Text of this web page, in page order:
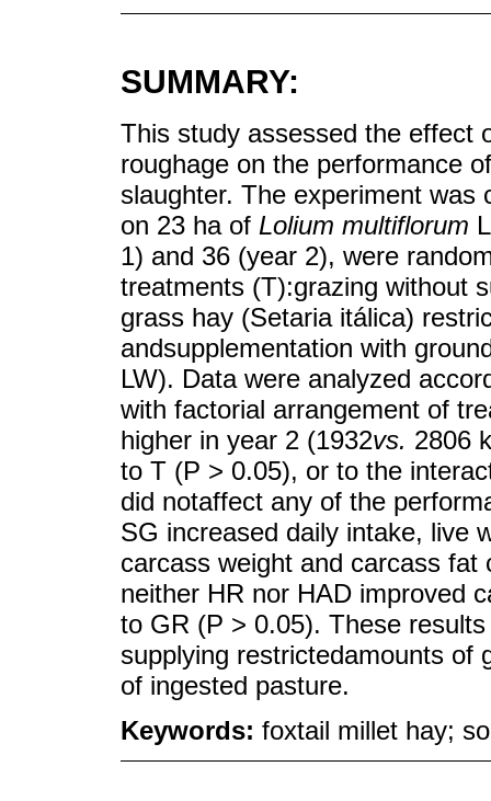
SUMMARY:
This study assessed the effect
roughage on the performance
slaughter. The experiment
on 23 ha of Lolium multiflorum
1) and 36 (year 2), were
treatments (T):grazing without
grass hay (Setaria itálica)
andsupplementation with
LW). Data were analyzed
with factorial arrangement of
higher in year 2 (1932vs. 2806
to T (P > 0.05), or to the
did notaffect any of the
SG increased daily intake, live
carcass weight and carcass
neither HR nor HAD improved
to GR (P > 0.05). These
supplying restrictedamounts of
of ingested pasture.
Keywords: foxtail millet hay;